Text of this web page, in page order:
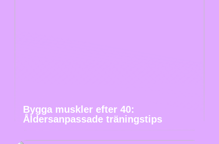
Bygga muskler efter 40:
Åldersanpassade träningstips